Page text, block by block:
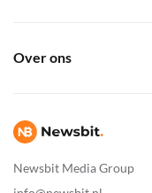
Newsbit Media Group
Over ons